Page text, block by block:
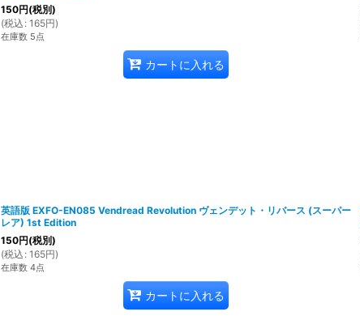
150円(税別)
(税込 : 165円)
在庫数 5点
カートに入れる
英語版 EXFO-EN085 Vendread Revolution ヴェンデット・リバース (スーパー
レア) 1st Edition
150円(税別)
(税込 : 165円)
在庫数 4点
カートに入れる